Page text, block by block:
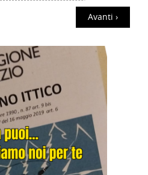
Avanti ›